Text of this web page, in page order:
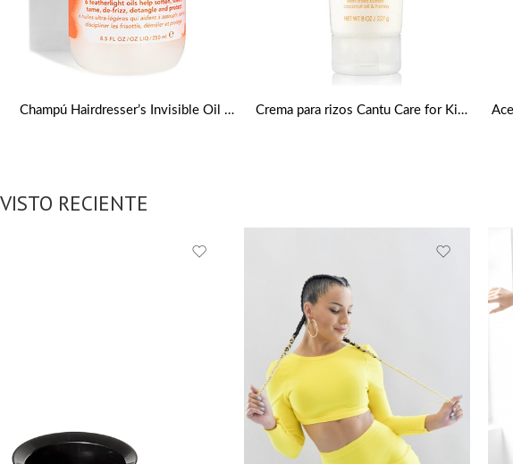
Champú Hairdresser’s Invisible Oil de 250ml de Bumble and bumble Crema para rizos Cantu Care for Kids 227g de Cantu
VISTO RECIENTE